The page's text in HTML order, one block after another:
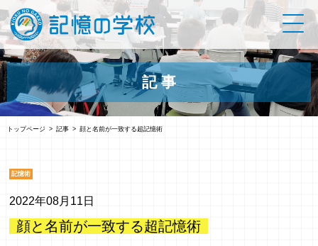
記 事
トップページ 記事 顔と名前が一致する超記憶術
記憶術
2022年08月11日
顔と名前が一致する超記憶術